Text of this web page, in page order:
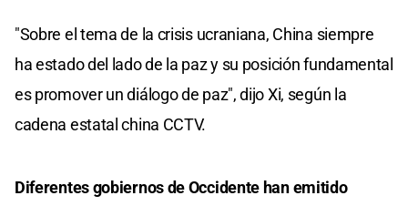
"Sobre el tema de la crisis ucraniana, China siempre
ha estado del lado de la paz y su posición fundamental
es promover un diálogo de paz", dijo Xi, según la
cadena estatal china CCTV.
Diferentes gobiernos de Occidente han emitido